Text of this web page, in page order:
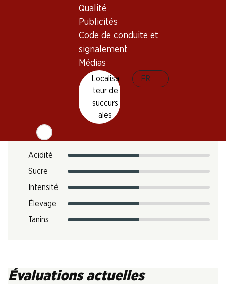
Qualité
Publicités
Code de conduite et
signalement
Médias
Localisa
teur de
succurs
ales
FR
Température de dégustation
Empreinte carbone
Acidité
Sucre
Intensité
Élevage
Tanins
Évaluations actuelles